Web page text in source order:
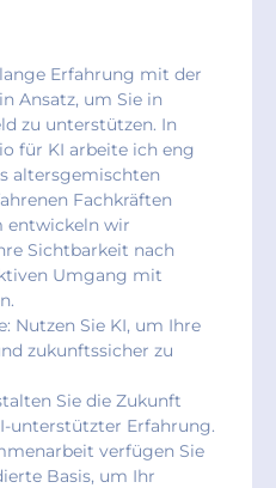
Erfahrung mit der
Ansatz, um Sie in
zu unterstützen. In
für KI arbeite ich eng
altersgemischten
Fachkräften
entwickeln wir
Sichtbarkeit nach
Umgang mit
Nutzen Sie KI, um Ihre
zukunftssicher zu
Sie die Zukunft
unterstützter Erfahrung.
verfügen Sie
Basis, um Ihr